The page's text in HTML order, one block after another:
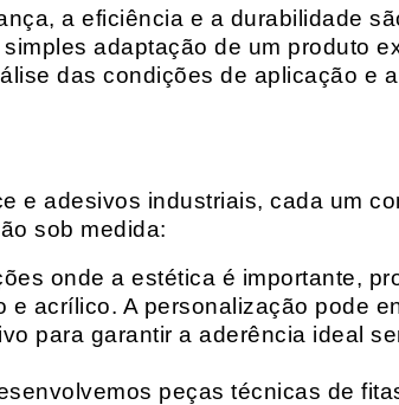
a eficiência e a durabilidade
adaptação de um produto
das condições de aplicação e
e adesivos industriais, cada um
sob medida:
onde a estética é importante,
acrílico. A personalização pode
para garantir a aderência ideal
peças técnicas de